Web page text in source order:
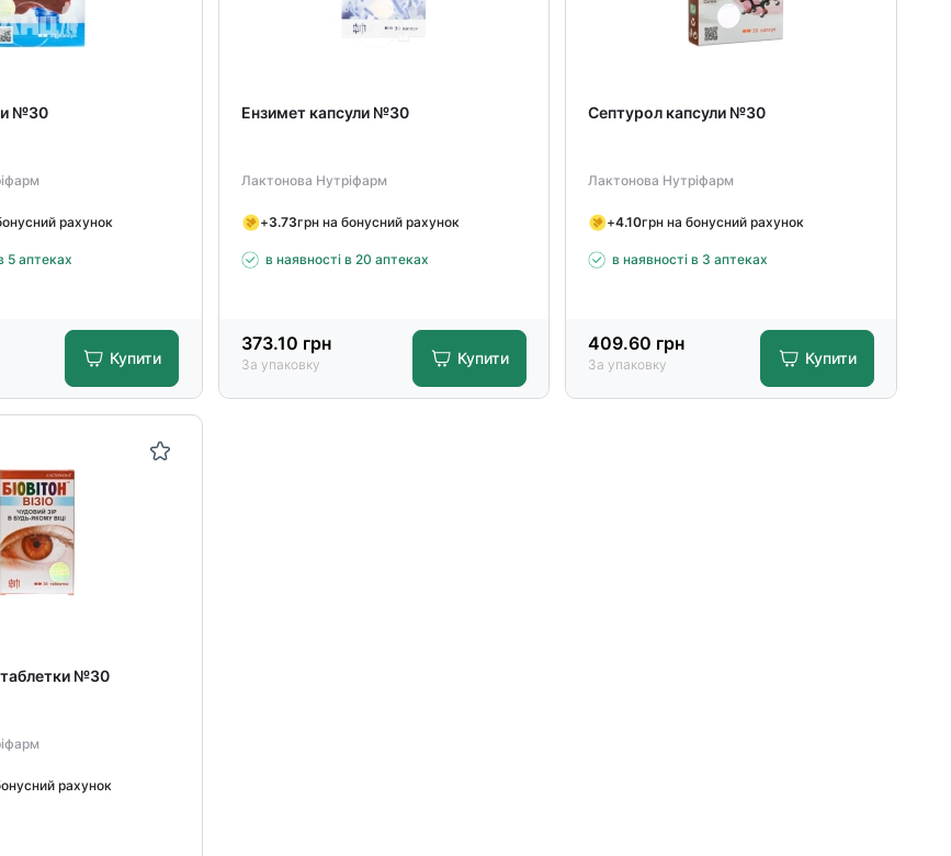
№30
рахунок
5 аптеках
Купити
Ензимет капсули №30
Лактонова Нутріфарм
+3.73грн на бонусний рахунок
в наявності в 20 аптеках
373.10 грн
За упаковку Купити
Септурол капсули №30
Лактонова Нутріфарм
+4.10грн на бонусний рахунок
в наявності в 3 аптеках
409.60 грн
За упаковку Купити
таблетки №30
рахунок